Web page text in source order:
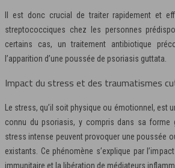
Il est donc crucial de traiter rapidement et
streptococciques chez les personnes
certains cas, un traitement antibiotique
l’apparition d’une poussée de psoriasis guttata.
Impact du stress et des traumatismes
Le stress, qu’il soit physique ou émotionnel, est
connu du psoriasis, y compris dans sa forme
stress intense peuvent provoquer une poussée
existants. Ce phénomène s’explique par
immunitaire et la libération de médiateurs